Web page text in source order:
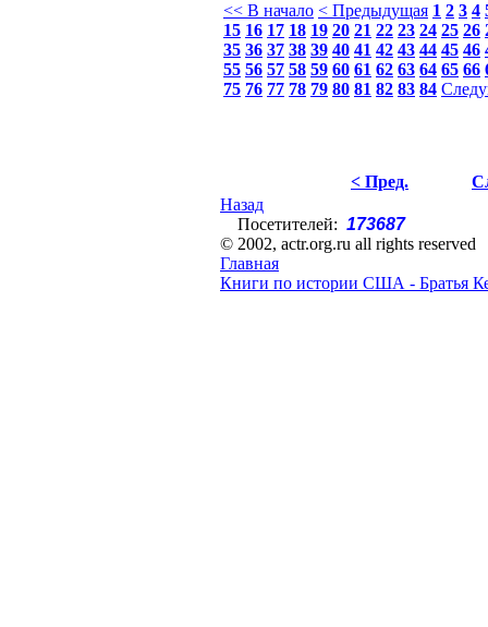
<< В начало < Предыдущая 1 2 3 4
15 16 17 18 19 20 21 22 23 24 25 26
35 36 37 38 39 40 41 42 43 44 45 46
55 56 57 58 59 60 61 62 63 64 65 66
75 76 77 78 79 80 81 82 83 84
< Пред.
Назад
Посетителей: 173687
© 2002, actr.org.ru all rights reserved
Главная
Книги по истории США - Братья